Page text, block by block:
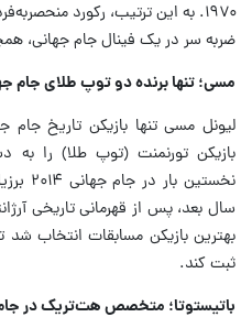
۱۹۷۰. به این ترتیب، رکورد
ضربه سر در یک فینال جام جهانی،
مسی؛ تنها برنده دو توپ طلای جام
لیونل مسی تنها بازیکن تاریخ جام
بازیکن تورنمنت (توپ طلا) را به
بهترین بازیکن مسابقات انتخاب شد
ثبت کند.
باتیستوتا؛ متخصص هت‌تریک در